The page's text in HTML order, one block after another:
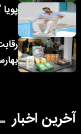
آخرین اخبار